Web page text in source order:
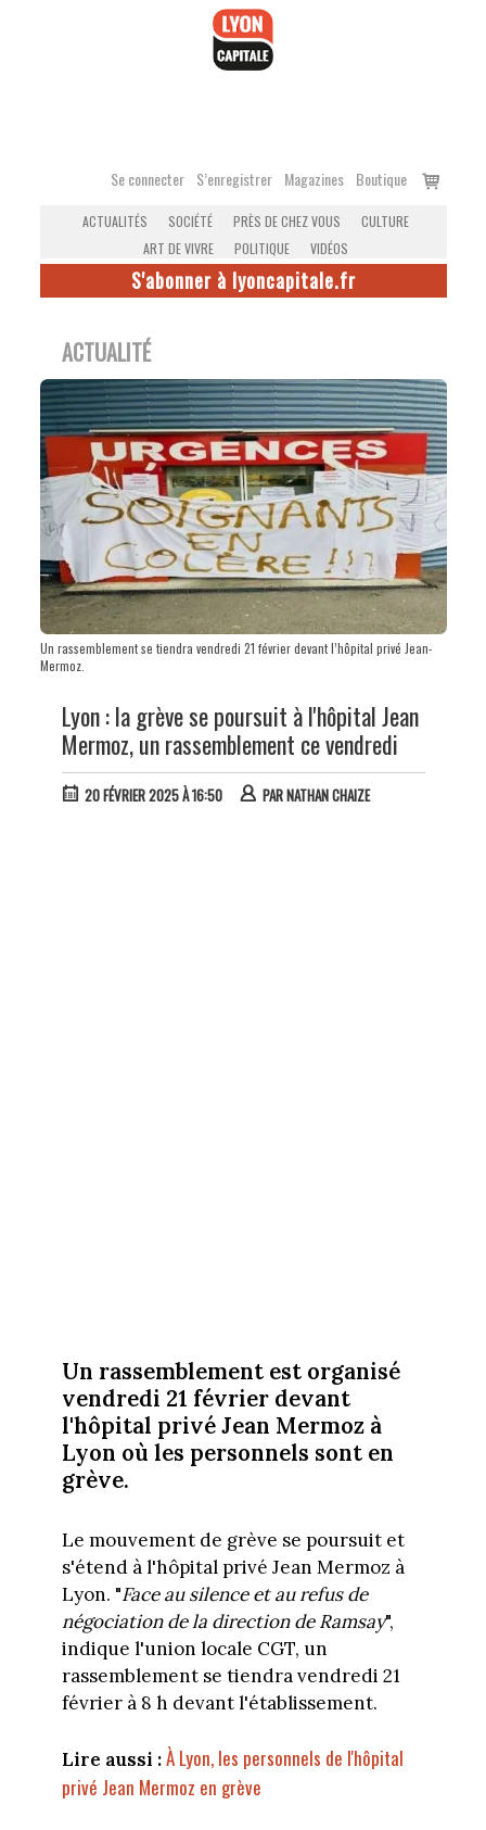
Se connecter S’enregistrer Magazines Boutique
Voir
ACTUALITÉS SOCIÉTÉ PRÈS DE CHEZ VOUS
CULTURE
ART DE VIVRE
POLITIQUE VIDÉOS
S'abonner à lyoncapitale.fr
ACTUALITÉ
Un rassemblement se tiendra vendredi 21 février devant l’hôpital privé Jean-
Mermoz.
Lyon : la grève se poursuit à l'hôpital Jean
Mermoz, un rassemblement ce vendredi
20 FÉVRIER 2025 À 16:50 PARNATHAN CHAIZE
Un rassemblement est organisé
vendredi 21 février devant
l'hôpital privé Jean Mermoz à
Lyon où les personnels sont en
grève.
Le mouvement de grève se poursuit et
s'étend à l'hôpital privé Jean Mermoz à
Lyon. "Face au silence et au refus de
négociation de la direction de Ramsay",
indique l'union locale CGT, un
rassemblement se tiendra vendredi 21
février à 8 h devant l'établissement.
Lire aussi : À Lyon, les personnels de l'hôpital
privé Jean Mermoz en grève